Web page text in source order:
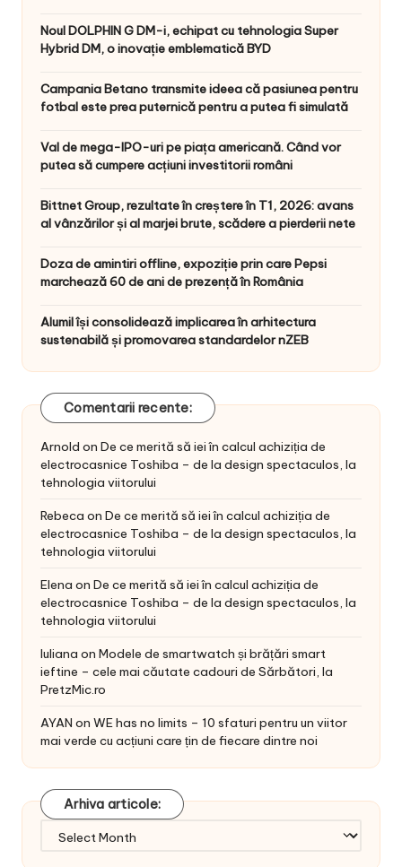
Noul DOLPHIN G DM-i, echipat cu tehnologia Super
Hybrid DM, o inovație emblematică BYD
Campania Betano transmite ideea că pasiunea pentru
fotbal este prea puternică pentru a putea fi simulată
Val de mega-IPO-uri pe piața americană. Când vor
putea să cumpere acțiuni investitorii români
Bittnet Group, rezultate în creștere în T1, 2026: avans
al vânzărilor și al marjei brute, scădere a pierderii nete
Doza de amintiri offline, expoziție prin care Pepsi
marchează 60 de ani de prezență în România
Alumil își consolidează implicarea în arhitectura
sustenabilă și promovarea standardelor nZEB
Comentarii recente:
Arnold on De ce merită să iei în calcul achiziția de
electrocasnice Toshiba – de la design spectaculos, la
tehnologia viitorului
Rebeca on De ce merită să iei în calcul achiziția de
electrocasnice Toshiba – de la design spectaculos, la
tehnologia viitorului
Elena on De ce merită să iei în calcul achiziția de
electrocasnice Toshiba – de la design spectaculos, la
tehnologia viitorului
Iuliana on Modele de smartwatch și brățări smart
ieftine – cele mai căutate cadouri de Sărbători, la
PretzMic.ro
AYAN on WE has no limits – 10 sfaturi pentru un viitor
mai verde cu acțiuni care țin de fiecare dintre noi
Arhiva articole: